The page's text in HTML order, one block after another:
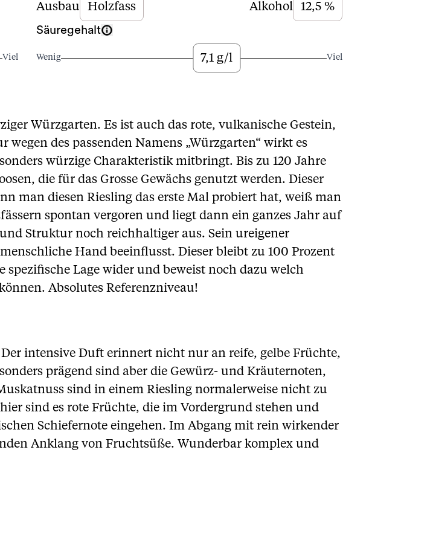
Ausbau Holzfass Alkohol
12,5 %
Viel
Säuregehalt
Wenig 7,1 g/l Viel
Würzgarten. Es ist auch das rote, vulkanische Gestein,
wegen des passenden Namens „Würzgarten“ wirkt es
würzige Charakteristik mitbringt. Bis zu 120 Jahre
die für das Grosse Gewächs genutzt werden. Dieser
man diesen Riesling das erste Mal probiert hat, weiß man
spontan vergoren und liegt dann ein ganzes Jahr auf
Struktur noch reichhaltiger aus. Sein ureigener
Hand beeinflusst. Dieser bleibt zu 100 Prozent
spezifische Lage wider und beweist noch dazu welch
Absolutes Referenzniveau!
intensive Duft erinnert nicht nur an reife, gelbe Früchte,
prägend sind aber die Gewürz- und Kräuternoten,
sind in einem Riesling normalerweise nicht zu
sind es rote Früchte, die im Vordergrund stehen und
Schiefernote eingehen. Im Abgang mit rein wirkender
Anklang von Fruchtsüße. Wunderbar komplex und